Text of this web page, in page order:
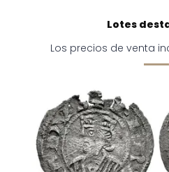
Lotes
Los precios de venta